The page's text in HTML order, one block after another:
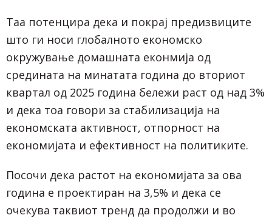
Таа потенцира дека и покрај предизвиците
што ги носи глобалното економско
окружување домашната еконмија од
средината на минатата година до вториот
квартал од 2025 година бележи раст од над 3%
и дека тоа говори за стабилизација на
економската активност, отпорност на
економијата и ефективност на политиките.
Посочи дека растот на економијата за ова
година е проектиран на 3,5% и дека се
очекува таквиот тренд да продолжи и во